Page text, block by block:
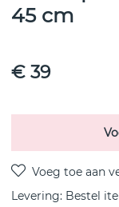
45 cm
€ 39
Levering: Bestel